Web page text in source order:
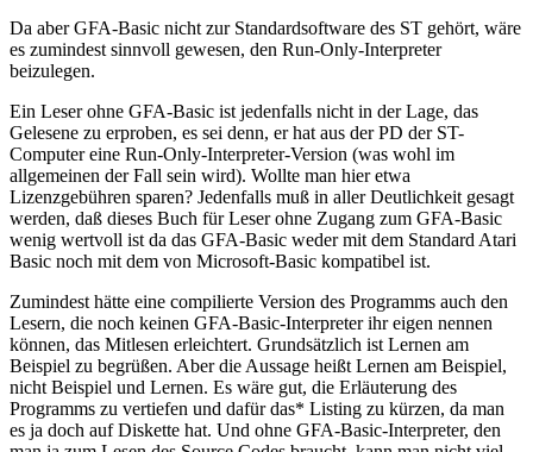
Da aber GFA-Basic nicht zur Standardsoftware des ST gehört, wäre
es zumindest sinnvoll gewesen, den Run-Only-Interpreter
beizulegen.
Ein Leser ohne GFA-Basic ist jedenfalls nicht in der Lage, das
Gelesene zu erproben, es sei denn, er hat aus der PD der ST-
Computer eine Run-Only-Interpreter-Version (was wohl im
allgemeinen der Fall sein wird). Wollte man hier etwa
Lizenzgebühren sparen? Jedenfalls muß in aller Deutlichkeit gesagt
werden, daß dieses Buch für Leser ohne Zugang zum GFA-Basic
wenig wertvoll ist da das GFA-Basic weder mit dem Standard Atari
Basic noch mit dem von Microsoft-Basic kompatibel ist.
Zumindest hätte eine compilierte Version des Programms auch den
Lesern, die noch keinen GFA-Basic-Interpreter ihr eigen nennen
können, das Mitlesen erleichtert. Grundsätzlich ist Lernen am
Beispiel zu begrüßen. Aber die Aussage heißt Lernen am Beispiel,
nicht Beispiel und Lernen. Es wäre gut, die Erläuterung des
Programms zu vertiefen und dafür das* Listing zu kürzen, da man
es ja doch auf Diskette hat. Und ohne GFA-Basic-Interpreter, den